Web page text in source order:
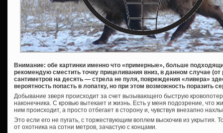
Внимание: обе картинки именно что «примерные», больше
рекомендую сместить точку прицеливания вниз, в данном случае (от
сантиметров на десять — стрела не пуля, повреждения «ливера»
вероятность попасть в лопатку, но при этом возможность поразить
Добывание зверя происходит за счет вызывающего быструю
наконечника. С кровью вытекает и жизнь. Есть у меня подозрение, что
ним происходит, а просто отбегает в сторону и, чувствуя внезапно
Это если его не пугать, с торжествующим воплем выскочив из укрытия.
от охотника на сотни метров, зачастую с концами.